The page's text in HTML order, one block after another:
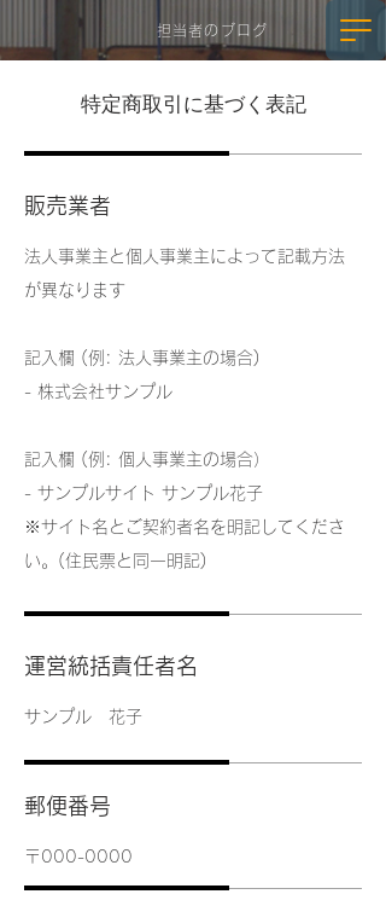
担当者のブログ
特定商取引に基づく表記
販売業者
法人事業主と個人事業主によって記載方法
が異なります
記入欄 (例: 法人事業主の場合)
- 株式会社サンプル
記入欄 (例: 個人事業主の場合）
- サンプルサイト サンプル花子
※サイト名とご契約者名を明記してくださ
い。(住民票と同一明記)
運営統括責任者名
サンプル 花子
郵便番号
〒000-0000